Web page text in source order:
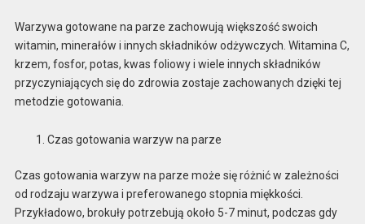
Warzywa gotowane na parze zachowują większość swoich
witamin, minerałów i innych składników odżywczych. Witamina C,
krzem, fosfor, potas, kwas foliowy i wiele innych składników
przyczyniających się do zdrowia zostaje zachowanych dzięki tej
metodzie gotowania.
Czas gotowania warzyw na parze
Czas gotowania warzyw na parze może się różnić w zależności
od rodzaju warzywa i preferowanego stopnia miękkości.
Przykładowo, brokuły potrzebują około 5-7 minut, podczas gdy